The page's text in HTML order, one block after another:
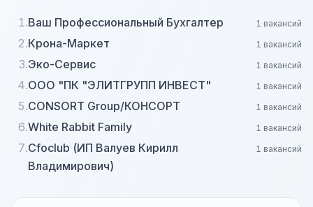
1.Ваш Профессиональный Бухгалтер 1 вакансий
2.Крона-Маркет 1 вакансий
3.Эко-Сервис 1 вакансий
4.ООО "ПК "ЭЛИТГРУПП ИНВЕСТ" 1 вакансий
5.CONSORT Group/КОНСОРТ 1 вакансий
6.White Rabbit Family 1 вакансий
7.Cfoclub (ИП Валуев Кирилл
Владимирович)
1 вакансий